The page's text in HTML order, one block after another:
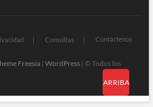
Consultas Contáctenos
Freesia| WordPress| © Todos los
ARRIBA